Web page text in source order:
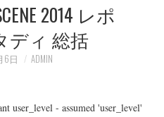
2014 レポ
ディ 総括
6日 ADMIN
user_level - assumed 'user_level'